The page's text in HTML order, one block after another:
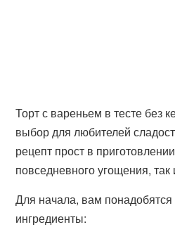
Торт с вареньем в тесте без
выбор для любителей
рецепт прост в
повседневного угощения,
Для начала, вам
ингредиенты: